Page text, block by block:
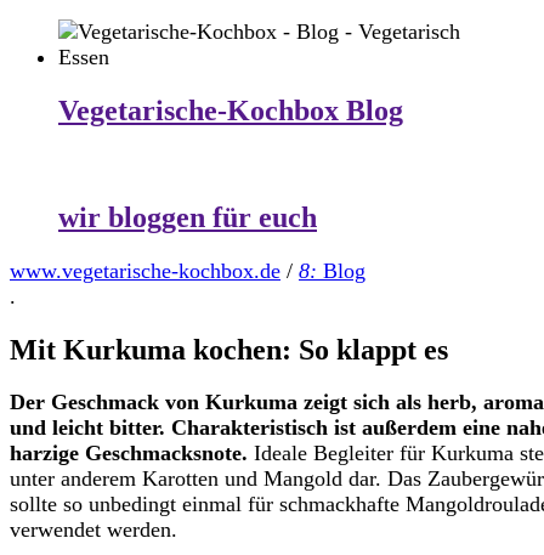
Vegetarische-Kochbox Blog
wir bloggen für euch
www.vegetarische-kochbox.de / 8: Blog
.
Mit Kurkuma kochen: So klappt es
Der Geschmack von Kurkuma zeigt sich als herb,
und leicht bitter. Charakteristisch ist außerdem eine
harzige Geschmacksnote. Ideale Begleiter für Kurkuma
unter anderem Karotten und Mangold dar. Das
sollte so unbedingt einmal für schmackhafte
verwendet werden.